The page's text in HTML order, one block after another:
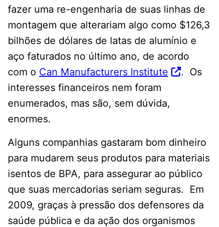
fazer uma re-engenharia de suas linhas de
montagem que alterariam algo como $126,3
bilhões de dólares de latas de alumínio e
aço faturados no último ano, de acordo
com o Can Manufacturers Institute
. Os
interesses financeiros nem foram
enumerados, mas são, sem dúvida,
enormes.
Alguns companhias gastaram bom dinheiro
para mudarem seus produtos para materiais
isentos de BPA, para assegurar ao público
que suas mercadorias seriam seguras. Em
2009, graças à pressão dos defensores da
saúde pública e da ação dos organismos